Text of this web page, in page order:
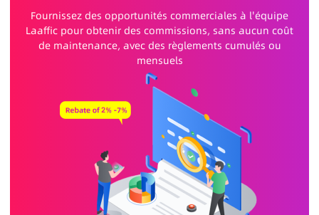
Fournissez des opportunités commerciales à l'équipe
Laaffic pour obtenir des commissions, sans aucun coût
de maintenance, avec des règlements cumulés ou
mensuels